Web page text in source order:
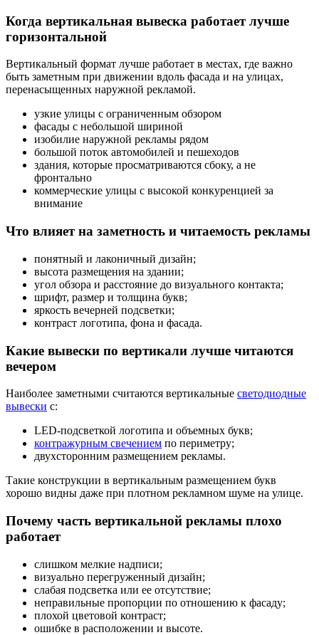
Когда вертикальная вывеска работает лучше
горизонтальной
Вертикальный формат лучше работает в местах, где важно
быть заметным при движении вдоль фасада и на улицах,
перенасыщенных наружной рекламой.
узкие улицы с ограниченным обзором
фасады с небольшой шириной
изобилие наружной рекламы рядом
большой поток автомобилей и пешеходов
здания, которые просматриваются сбоку, а не
фронтально
коммерческие улицы с высокой конкуренцией за
внимание
Что влияет на заметность и читаемость рекламы
понятный и лаконичный дизайн;
высота размещения на здании;
угол обзора и расстояние до визуального контакта;
шрифт, размер и толщина букв;
яркость вечерней подсветки;
контраст логотипа, фона и фасада.
Какие вывески по вертикали лучше читаются
вечером
Наиболее заметными считаются вертикальные светодиодные
вывески с:
LED-подсветкой логотипа и объемных букв;
контражурным свечением по периметру;
двухсторонним размещением рекламы.
Такие конструкции в вертикальным размещением букв
хорошо видны даже при плотном рекламном шуме на улице.
Почему часть вертикальной рекламы плохо
работает
слишком мелкие надписи;
визуально перегруженный дизайн;
слабая подсветка или ее отсутствие;
неправильные пропорции по отношению к фасаду;
плохой цветовой контраст;
ошибке в расположении и высоте.